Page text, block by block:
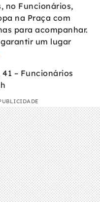
no Funcionários,
na Praça com
para acompanhar.
um lugar
– Funcionários